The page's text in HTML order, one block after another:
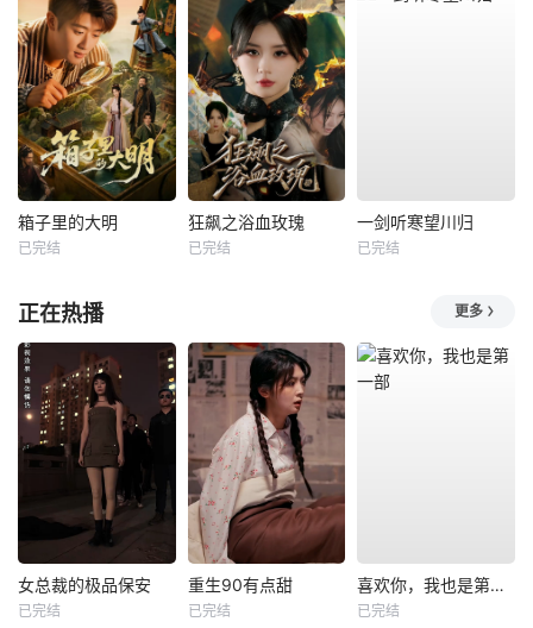
箱子里的大明
已完结
狂飙之浴血玫瑰
已完结
一剑听寒望川归
已完结
正在热播 更多
女总裁的极品保安
已完结
重生90有点甜
已完结
喜欢你，我也是第一部
已完结